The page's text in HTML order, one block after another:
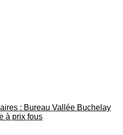
: Bureau Vallée Buchelay
à prix fous